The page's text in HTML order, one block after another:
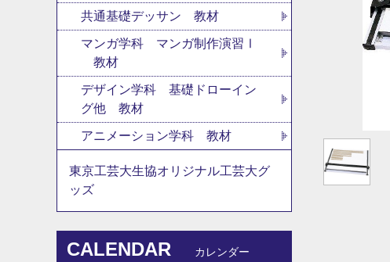
共通基礎デッサン 教材
マンガ学科 マンガ制作演習Ⅰ
教材
デザイン学科 基礎ドローイン
グ他 教材
アニメーション学科 教材
東京工芸大生協オリジナル工芸大グ
ッズ
CALENDAR カレンダー